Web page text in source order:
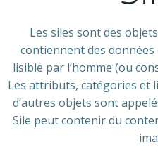
Les siles sont des
contiennent des
lisible par l’homme (ou
Les attributs, catégories et
d’autres objets sont
Sile peut contenir du